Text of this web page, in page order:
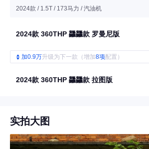
2024款 / 1.5T / 173马力 / 汽油机
2024款 360THP 龘龘款 罗曼尼版
加0.9万升级为下一款（增加8项配置）
2024款 360THP 龘龘款 拉图版
实拍大图